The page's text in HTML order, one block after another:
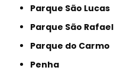
Parque São Lucas
Parque São Rafael
Parque do Carmo
Penha